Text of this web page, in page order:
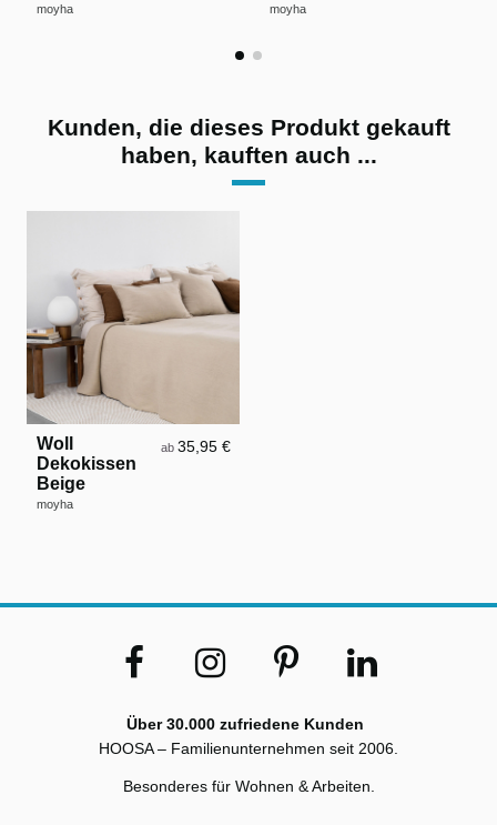
moyha moyha
Kunden, die dieses Produkt gekauft
haben, kauften auch ...
Woll
Dekokissen
Beige
moyha
ab 35,95 €
Über 30.000 zufriedene Kunden
HOOSA – Familienunternehmen seit 2006.
Besonderes für Wohnen & Arbeiten.